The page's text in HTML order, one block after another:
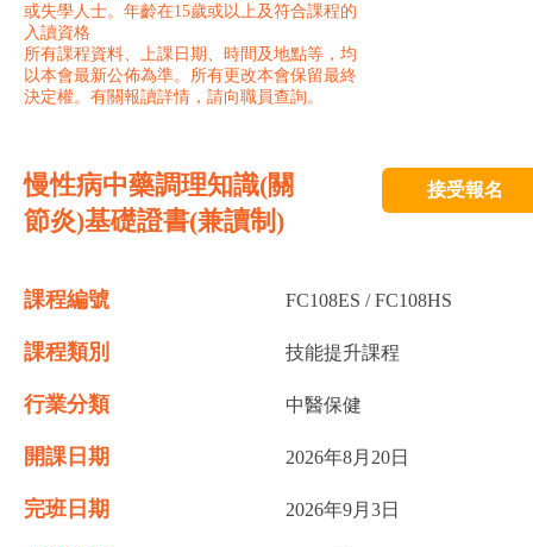
或失學人士。年齡在15歲或以上及符合課程的
入讀資格
所有課程資料、上課日期、時間及地點等，均
以本會最新公佈為準。所有更改本會保留最終
決定權。有關報讀詳情，請向職員查詢。
慢性病中藥調理知識(關
節炎)基礎證書(兼讀制)
接受報名
課程編號 FC108ES / FC108HS
課程類別 技能提升課程
行業分類 中醫保健
開課日期 2026年8月20日
完班日期 2026年9月3日